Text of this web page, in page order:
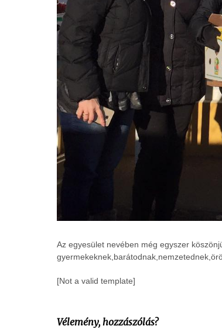
Az egyesület nevében még egyszer
[Not a valid template]
Vélemény, hozzászólás?